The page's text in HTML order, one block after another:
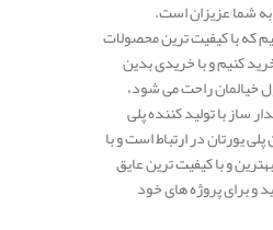
شما عزیزان است.
که با کیفیت ترین محصولات
کنیم و با خریدی بدین
خیالمان راحت می شود،
ساز با تولید کننده پلی
یورتان در ارتباط است و با
و با کیفیت ترین عایق
و برای پروژه های خود